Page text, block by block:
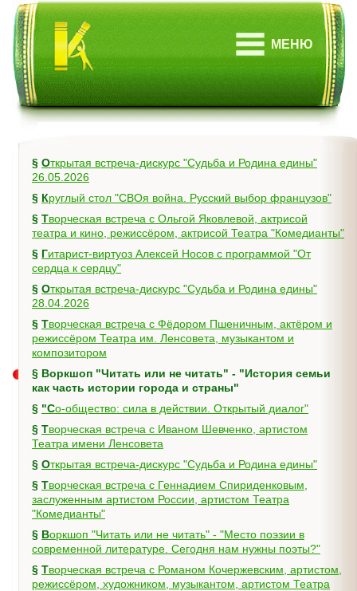
МЕНЮ
§ Открытая встреча-дискурс "Судьба и Родина едины"
26.05.2026
§
Круглый стол "СВОя война. Русский выбор французов"
§ Творческая встреча с Ольгой Яковлевой, актрисой
театра и кино, режиссёром, актрисой Театра "Комедианты"
§ Гитарист-виртуоз Алексей Носов с программой "От
сердца к сердцу"
§ Открытая встреча-дискурс "Судьба и Родина едины"
28.04.2026
§ Творческая встреча с Фёдором Пшеничным, актёром и
режиссёром Театра им. Ленсовета, музыкантом и
композитором
§ Воркшоп "Читать или не читать" - "История семьи
как часть истории города и страны"
§
"Со-общество: сила в действии. Открытый диалог"
§ Творческая встреча с Иваном Шевченко, артистом
Театра имени Ленсовета
§
Открытая встреча-дискурс "Судьба и Родина едины"
§ Творческая встреча с Геннадием Спириденковым,
заслуженным артистом России, артистом Театра
"Комедианты"
§ Воркшоп "Читать или не читать" - "Место поэзии в
современной литературе. Сегодня нам нужны поэты?"
§ Творческая встреча с Романом Кочержевским, артистом,
режиссёром, художником, музыкантом, артистом Театра